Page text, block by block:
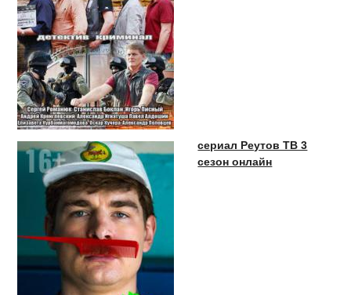
сериал Реутов ТВ 3
сезон онлайн